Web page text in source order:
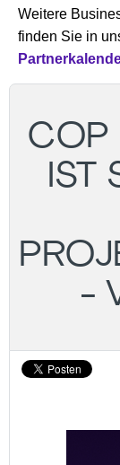
Weitere
finden Sie in
COP
IST
-